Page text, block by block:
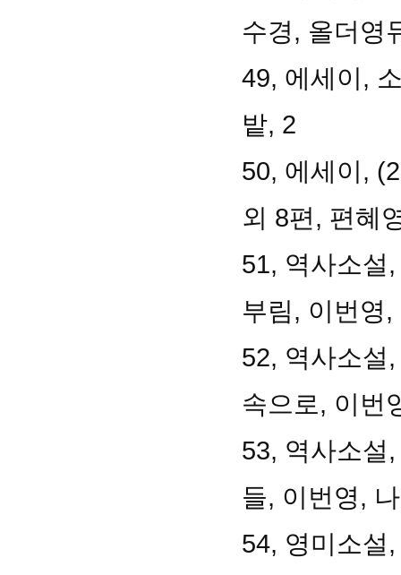
수경, 올더영
49, 에세이,
밭, 2
50, 에세이,
외 8편, 편혜
51, 역사소설
부림, 이번영,
52, 역사소설
속으로, 이번
53, 역사소설
들, 이번영,
54, 영미소설